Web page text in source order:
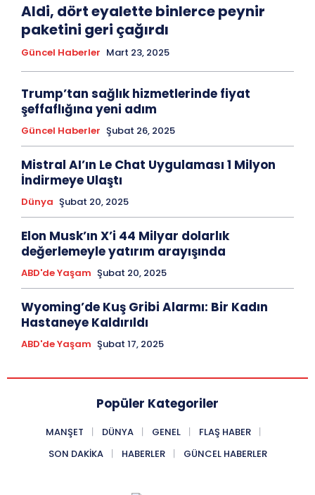
Aldi, dört eyalette binlerce peynir
paketini geri çağırdı
Güncel Haberler Mart 23, 2025
Trump’tan sağlık hizmetlerinde fiyat
şeffaflığına yeni adım
Güncel Haberler Şubat 26, 2025
Mistral AI’ın Le Chat Uygulaması 1 Milyon
İndirmeye Ulaştı
Dünya Şubat 20, 2025
Elon Musk’ın X’i 44 Milyar dolarlık
değerlemeyle yatırım arayışında
ABD'de Yaşam Şubat 20, 2025
Wyoming’de Kuş Gribi Alarmı: Bir Kadın
Hastaneye Kaldırıldı
ABD'de Yaşam Şubat 17, 2025
Popüler Kategoriler
MANŞET DÜNYA GENEL
FLAŞ HABER
SON DAKIKA
HABERLER GÜNCEL HABERLER